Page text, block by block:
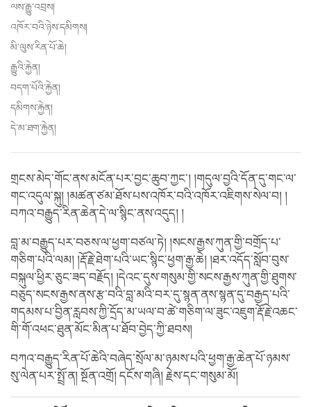
ལས་རྒྱུ་འབྲས།
འཁོར་བའི་ཉེས་དམིགས།
མི་ལུས་རིན་པོ་ཆེ།
རྒྱུའི་རྐྱེན།
བདག་པོའི་རྐྱེན།
དམིགས་རྐྱེན།
དེ་མ་ཐག་རྐྱེན།
གྲངས་མེད་གོང་ནས་མངོན་པར་བྱང་ཆུབ་ཀྱང་། །གདུལ་བྱའི་དོན་དུ་གང་ལ་
གང་འདུལ་སྐུ། །མཚན་ཙམ་ཐོས་པས་འཁོར་བའི་འཁོར་འཇིགས་སེལ་བ། །
བཀའ་བརྒྱུད་རིན་ཆེན་དེ་ལ་སྙིང་ནས་འདུད། །
བླ་མ་བརྒྱུད་པར་བཅས་ལ་ཕྱག་བཙལ་ཏེ། །སངས་རྒྱས་ཀུན་གྱི་བགྲོད་པ་
གཅིག་པའི་ལམ། །རྡོ་རྗེ་ཐེག་པའི་ཡང་སྙིང་ཕྱག་རྒྱ་ཆེ། །ཐར་འདོད་སློབ་བུས་
བསྐུལ་ཕྱིར་ཅུང་ཟད་བརྗོད། །དེའང་དུས་གསུམ་གྱི་སངས་རྒྱས་ཀུན་གྱི་ཐུགས་
བཅུད་སངས་རྒྱས་ནས་རྩ་བའི་བླ་མའི་བར་དུ་སྙན་ནས་སྙན་དུ་བརྒྱད་པའི་
གདམས་པ་བྱིན་རླབས་ཀྱི་དྲོད་མ་ཡལ་བ་ཚེ་གཅིག་ལ་ཟུང་འཇུག་རྡོ་རྗེ་འཆང་
གི་གོ་འཕང་ཐུན་མོང་མིན་པ་ཐོབ་བྱེད་ཀྱི་ཐབས།
བཀའ་བརྒྱུད་རིན་པོ་ཆེའི་བཞེད་སྲོལ་མ་ཉམས་པའི་ཕྱག་རྒྱ་ཆེན་པོ་ཉམས་
སུ་ལེན་པར་སྤྲོ་ན། སྔོན་འགྲོ། དངོས་གཞི། རྗེས་དང་གསུམ་མོ།